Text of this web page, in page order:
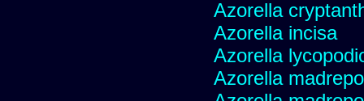
Azorella
Azorella incisa
Azorella
Azorella